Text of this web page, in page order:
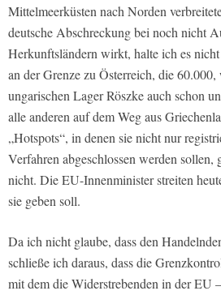
Mittelmeerküsten nach Norden
deutsche Abschreckung bei noch nicht
Herkunftsländern wirkt, halte ich es
an der Grenze zu Österreich, die 60.000,
ungarischen Lager Röszke auch schon
alle anderen auf dem Weg aus
„Hotspots“, in denen sie nicht nur
Verfahren abgeschlossen werden sollen,
nicht. Die EU-Innenminister streiten
sie geben soll.
Da ich nicht glaube, dass den
schließe ich daraus, dass die
mit dem die Widerstrebenden in der EU